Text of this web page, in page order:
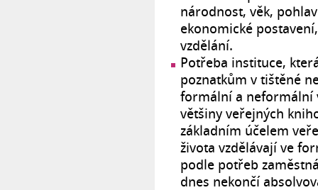
národnost, věk,
ekonomické
vzdělání.
Potřeba instituce,
poznatkům v tištěné
formální a neformální
většiny veřejných
základním účelem
života vzdělávají ve
podle potřeb
dnes nekončí